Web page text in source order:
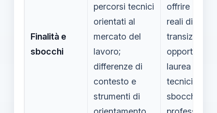
Finalità e
sbocchi
percorsi tecnici
orientati al
mercato del
lavoro;
differenze di
contesto e
strumenti di
offrire
reali di
transizione:
opportunità
laurea per i
tecnici e
sbocchi di